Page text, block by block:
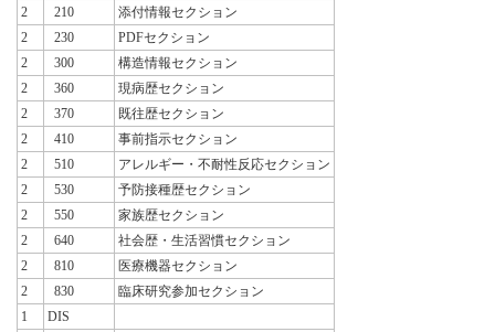
2
210
添付情報セクション
2
230
PDFセクション
2
300
構造情報セクション
2
360
現病歴セクション
2
370
既往歴セクション
2
410
事前指示セクション
2
510
アレルギー・不耐性反応セクション
2
530
予防接種歴セクション
2
550
家族歴セクション
2
640
社会歴・生活習慣セクション
2
810
医療機器セクション
2
830
臨床研究参加セクション
1
DIS